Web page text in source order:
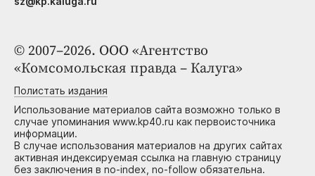
© 2007–2026. ООО «Агентство
«Комсомольская правда – Калуга»
Полистать издания
Использование материалов сайта возможно только в
случае упоминания www.kp40.ru как первоисточника
информации.
В случае использования материалов на других сайтах
активная индексируемая ссылка на главную страницу
без заключения в no-index, no-follow обязательна.